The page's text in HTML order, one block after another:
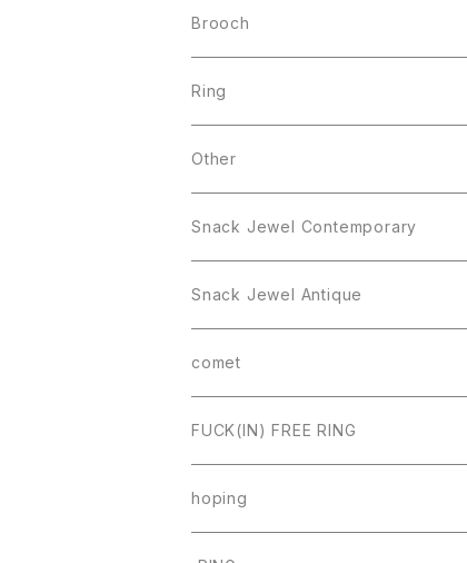
Brooch
Ring
Other
Snack Jewel Contemporary
Snack Jewel Antique
comet
FUCK(IN) FREE RING
hoping